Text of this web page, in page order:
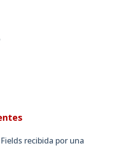
recibida por una